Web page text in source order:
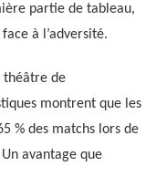
partie de tableau,
à l’adversité.
théâtre de
montrent que les
% des matchs lors de
avantage que